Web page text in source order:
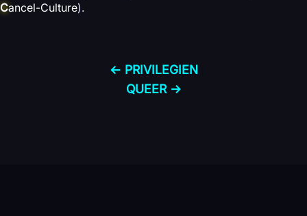
Cancel-Culture).
← PRIVILEGIEN
QUEER →